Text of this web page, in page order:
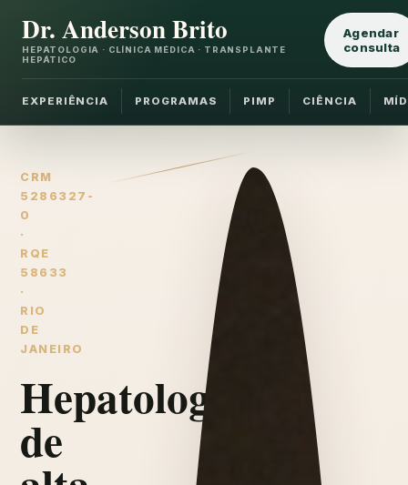
Dr. Anderson Brito
HEPATOLOGIA · CLÍNICA MÉDICA · TRANSPLANTE
HEPÁTICO
EXPERIÊNCIA PROGRAMAS PIMP CIÊNCIA
Agendar
consulta
CRM
5286327-
0
·
RQE
58633
·
RIO
DE
JANEIRO
Hepatologia
de